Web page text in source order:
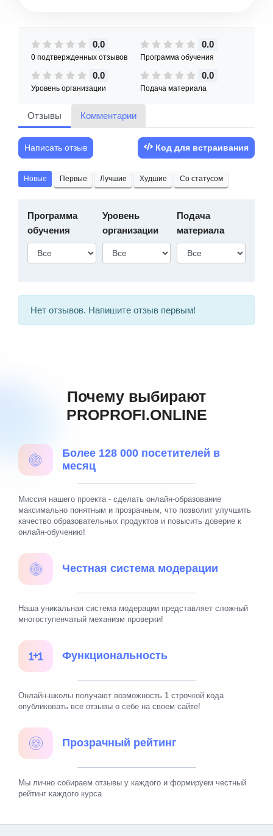
0.0
0 подтвержденных отзывов
0.0
Программа обучения
0.0
Уровень организации
0.0
Подача материала
Отзывы Комментарии
Написать отзыв Код для встраивания
Новые Первые Лучшие Худшие Со статусом
Программа
обучения
Уровень
организации
Подача
материала
Нет отзывов. Напишите отзыв первым!
Почему выбирают
PROPROFI.ONLINE
Более 128 000 посетителей в
месяц
Миссия нашего проекта - сделать онлайн-образование
максимально понятным и прозрачным, что позволит улучшить
качество образовательных продуктов и повысить доверие к
онлайн-обучению!
Честная система модерации
Наша уникальная система модерации представляет сложный
многоступенчатый механизм проверки!
Функциональность
Онлайн-школы получают возможность 1 строчкой кода
опубликовать все отзывы о себе на своем сайте!
Прозрачный рейтинг
Мы лично собираем отзывы у каждого и формируем честный
рейтинг каждого курса